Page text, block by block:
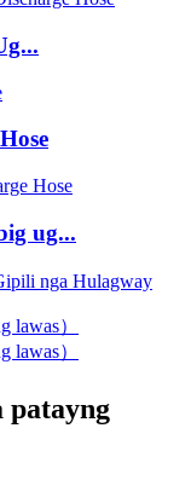
ug...
patayng